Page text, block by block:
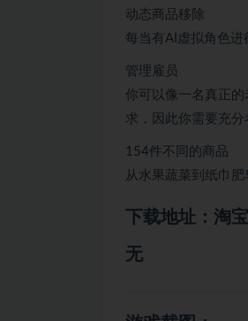
动态商品移除
每当有AI虚拟角色进
管理雇员
你可以像一名真正
求，因此你需要充分
154件不同的商品
从水果蔬菜到纸巾
下载地址：淘
无